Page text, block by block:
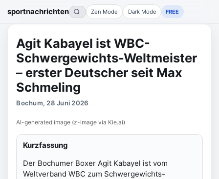
sportnachrichten Zen Mode Dark Mode FREE
Agit Kabayel ist WBC-
Schwergewichts-Weltmeister
– erster Deutscher seit Max
Schmeling
Bochum, 28 Juni 2026
AI-generated image (z-image via Kie.ai)
Kurzfassung
Der Bochumer Boxer Agit Kabayel ist vom
Weltverband WBC zum Schwergewichts-